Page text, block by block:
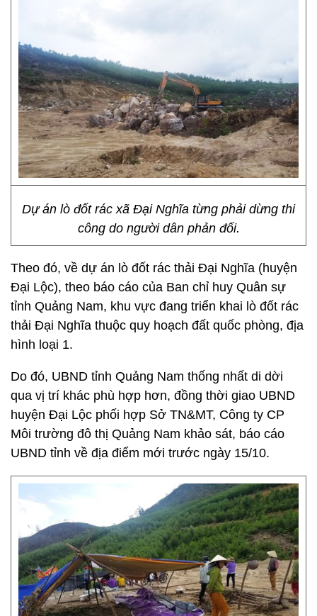
Dự án lò đốt rác xã Đại Nghĩa từng phải dừng thi
công do người dân phản đối.
Theo đó, về dự án lò đốt rác thải Đại Nghĩa (huyện
Đại Lộc), theo báo cáo của Ban chỉ huy Quân sự
tỉnh Quảng Nam, khu vực đang triển khai lò đốt rác
thải Đại Nghĩa thuộc quy hoạch đất quốc phòng, địa
hình loại 1.
Do đó, UBND tỉnh Quảng Nam thống nhất di dời
qua vị trí khác phù hợp hơn, đồng thời giao UBND
huyện Đại Lộc phối hợp Sở TN&MT, Công ty CP
Môi trường đô thị Quảng Nam khảo sát, báo cáo
UBND tỉnh về địa điểm mới trước ngày 15/10.